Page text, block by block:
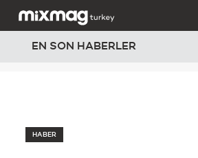
EN SON HABERLER
HABER